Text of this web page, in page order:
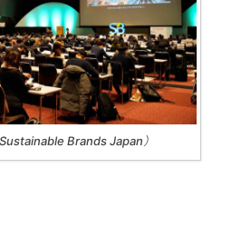
Brands Japan）